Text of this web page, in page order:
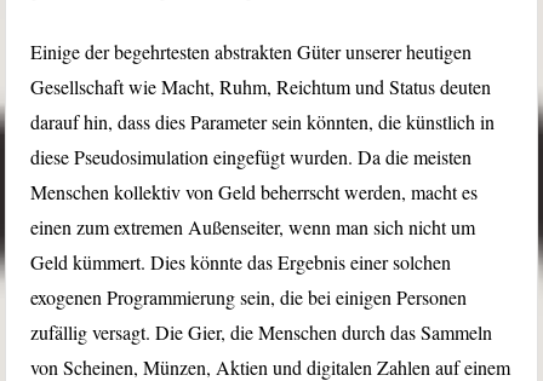
Einige der begehrtesten abstrakten Güter unserer heutigen
Gesellschaft wie Macht, Ruhm, Reichtum und Status deuten
darauf hin, dass dies Parameter sein könnten, die künstlich in
diese Pseudosimulation eingefügt wurden. Da die meisten
Menschen kollektiv von Geld beherrscht werden, macht es
einen zum extremen Außenseiter, wenn man sich nicht um
Geld kümmert. Dies könnte das Ergebnis einer solchen
exogenen Programmierung sein, die bei einigen Personen
zufällig versagt. Die Gier, die Menschen durch das Sammeln
von Scheinen, Münzen, Aktien und digitalen Zahlen auf einem